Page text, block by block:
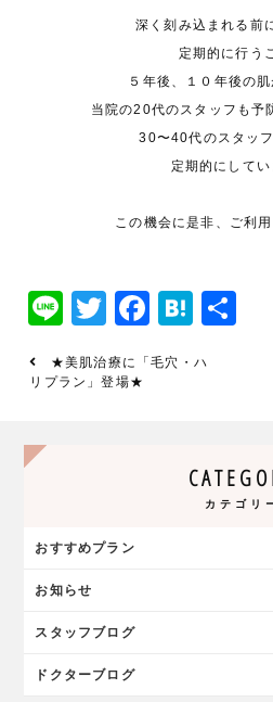
深く刻み込まれる前
定期的に行う
５年後、１０年後の肌
当院の20代のスタッフも予
30〜40代のスタッ
定期的にして
この機会に是非、ご利
LineTwitter
★美肌治療に「毛穴・ハ
リプラン」登場★
カテゴリ
おすすめプラン
お知らせ
スタッフブログ
ドクターブログ